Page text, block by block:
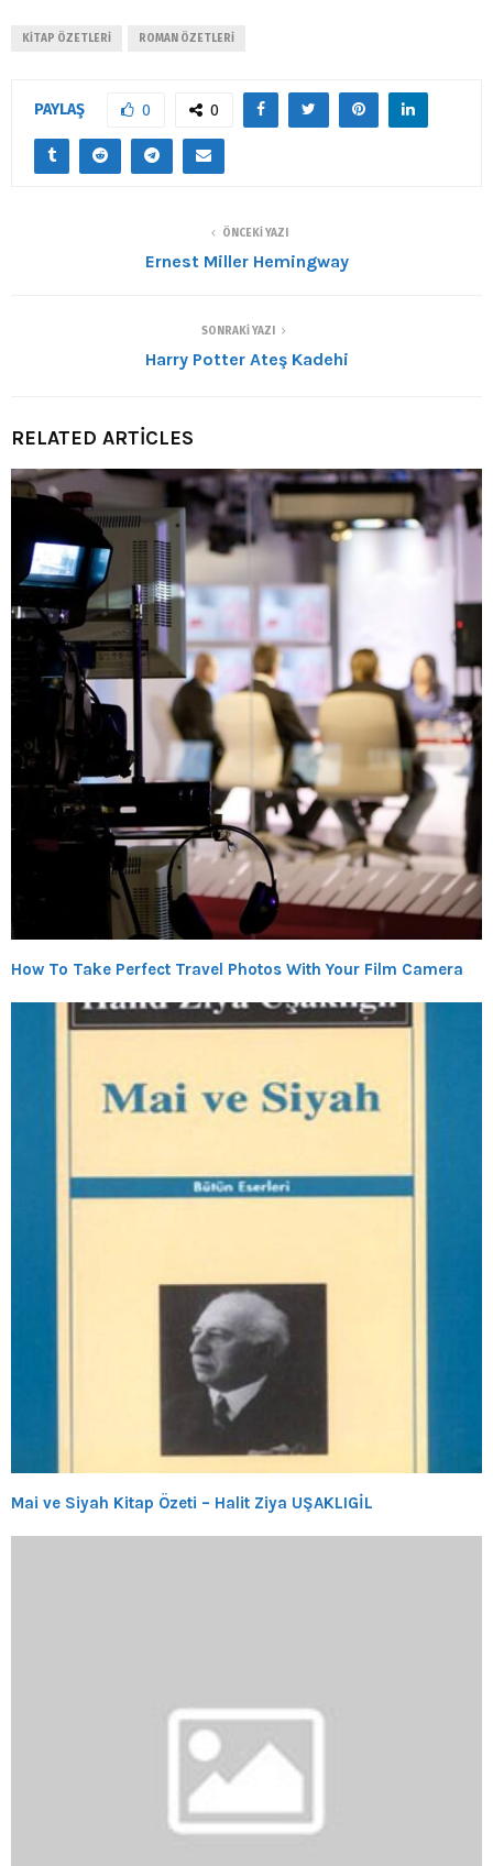
KITAP ÖZETLERI ROMAN ÖZETLERI
PAYLAŞ 0 0
ÖNCEKI YAZI
Ernest Miller Hemingway
SONRAKI YAZI
Harry Potter Ateş Kadehi
RELATED ARTICLES
How To Take Perfect Travel Photos With Your Film Camera
Mai ve Siyah Kitap Özeti – Halit Ziya UŞAKLIGİL